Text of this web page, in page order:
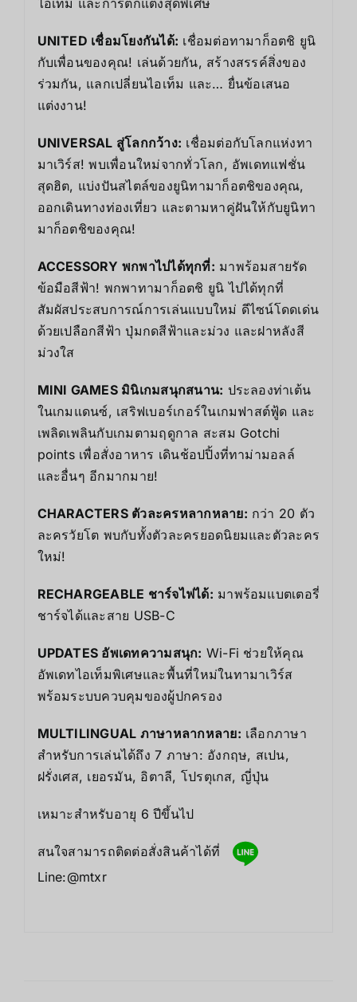
UNITED เชื่อมโยงกันได้: เชื่อมต่อทามาก็อตชิ ยูนิ
กับเพื่อนของคุณ! เล่นด้วยกัน, สร้างสรรค์สิ่งของ
ร่วมกัน, แลกเปลี่ยนไอเท็ม และ… ยื่นข้อเสนอ
แต่งงาน!
UNIVERSAL สู่โลกกว้าง: เชื่อมต่อกับโลกแห่งทา
มาเวิร์ส! พบเพื่อนใหม่จากทั่วโลก, อัพเดทแฟชั่น
สุดฮิต, แบ่งปันสไตล์ของยูนิทามาก็อตชิของคุณ,
ออกเดินทางท่องเที่ยว และตามหาคู่ฝันให้กับยูนิทา
มาก็อตชิของคุณ!
ACCESSORY พกพาไปได้ทุกที่: มาพร้อมสายรัด
ข้อมือสีฟ้า! พกพาทามาก็อตชิ ยูนิ ไปได้ทุกที่
สัมผัสประสบการณ์การเล่นแบบใหม่ ดีไซน์โดดเด่น
ด้วยเปลือกสีฟ้า ปุ่มกดสีฟ้าและม่วง และฝาหลังสี
ม่วงใส
MINI GAMES มินิเกมสนุกสนาน: ประลองท่าเต้น
ในเกมแดนซ์, เสริฟเบอร์เกอร์ในเกมฟาสต์ฟู้ด และ
เพลิดเพลินกับเกมตามฤดูกาล สะสม Gotchi
points เพื่อสั่งอาหาร เดินช้อปปิ้งที่ทาม่ามอลล์
และอื่นๆ อีกมากมาย!
CHARACTERS ตัวละครหลากหลาย: กว่า 20 ตัว
ละครวัยโต พบกับทั้งตัวละครยอดนิยมและตัวละคร
ใหม่!
RECHARGEABLE ชาร์จไฟได้: มาพร้อมแบตเตอรี่
ชาร์จได้และสาย USB-C
UPDATES อัพเดทความสนุก: Wi-Fi ช่วยให้คุณ
อัพเดทไอเท็มพิเศษและพื้นที่ใหม่ในทามาเวิร์ส
พร้อมระบบควบคุมของผู้ปกครอง
MULTILINGUAL ภาษาหลากหลาย: เลือกภาษา
สำหรับการเล่นได้ถึง 7 ภาษา: อังกฤษ, สเปน,
ฝรั่งเศส, เยอรมัน, อิตาลี, โปรตุเกส, ญี่ปุ่น
เหมาะสำหรับอายุ 6 ปีขึ้นไป
สนใจสามารถติดต่อสั่งสินค้าได้ที่
Line:@mtxr